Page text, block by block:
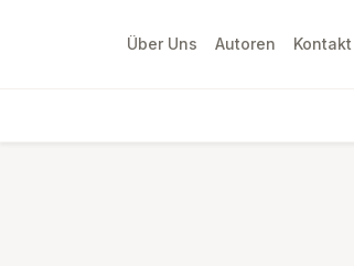
Über Uns Autoren Kontakt